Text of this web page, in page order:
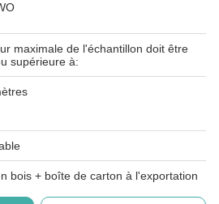
maximale de l'échantillon doit être
supérieure à:
bois + boîte de carton à l'exportation